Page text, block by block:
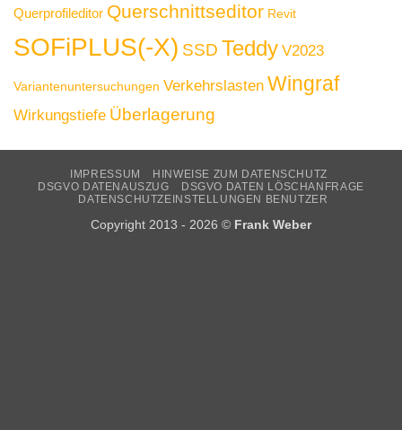
Querprofileditor Querschnittseditor Revit
SOFiPLUS(-X) SSD Teddy V2023
Variantenuntersuchungen Verkehrslasten Wingraf
Wirkungstiefe Überlagerung
IMPRESSUM
HINWEISE ZUM DATENSCHUTZ
DSGVO DATENAUSZUG
DSGVO DATEN LÖSCHANFRAGE
DATENSCHUTZEINSTELLUNGEN BENUTZER
Copyright 2013 - 2026 © Frank Weber